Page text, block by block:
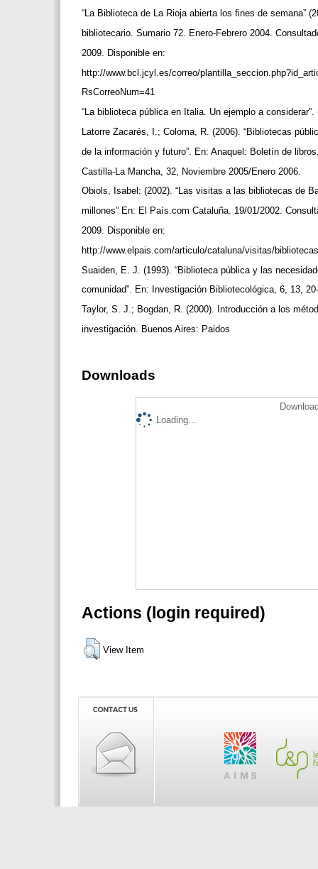
“La Biblioteca de La Rioja abierta los fines de semana”
bibliotecario. Sumario 72. Enero-Febrero 2004.
2009. Disponible en:
http://www.bcl.jcyl.es/correo/
RsCorreoNum=41
“La biblioteca pública en Italia. Un ejemplo a
Latorre Zacarés, I.; Coloma, R. (2006). “Bibliotecas
de la información y futuro”. En: Anaquel: Boletín de
Castilla-La Mancha, 32, Noviembre 2005/Enero 2006.
Obiols, Isabel: (2002). “Las visitas a las bibliotecas de
millones” En: El País.com Cataluña. 19/01/2002.
2009. Disponible en:
http://www.elpais.com/articulo/cataluna/visitas/
Suaiden, E. J. (1993). “Biblioteca pública y las
comunidad”. En: Investigación Bibliotecológica, 6, 13,
Taylor, S. J.; Bogdan, R. (2000). Introducción a los
investigación. Buenos Aires: Paidos
Downloads
Loading...
Actions (login required)
View Item